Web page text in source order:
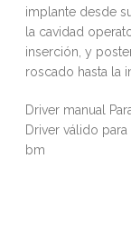
implante desde
la cavidad
inserción, y
roscado hasta la
Driver manual
Driver válido
bm